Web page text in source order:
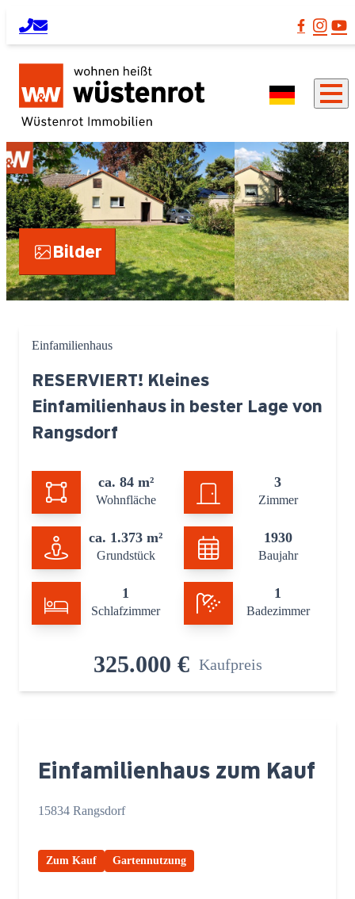
Bilder
Einfamilienhaus
RESERVIERT! Kleines
Einfamilienhaus in bester Lage von
Rangsdorf
ca. 84 m²
Wohnfläche
3
Zimmer
ca. 1.373 m²
Grundstück
1930
Baujahr
1
Schlafzimmer
1
Badezimmer
325.000 € Kaufpreis
Einfamilienhaus zum Kauf
15834 Rangsdorf
Zum Kauf Gartennutzung